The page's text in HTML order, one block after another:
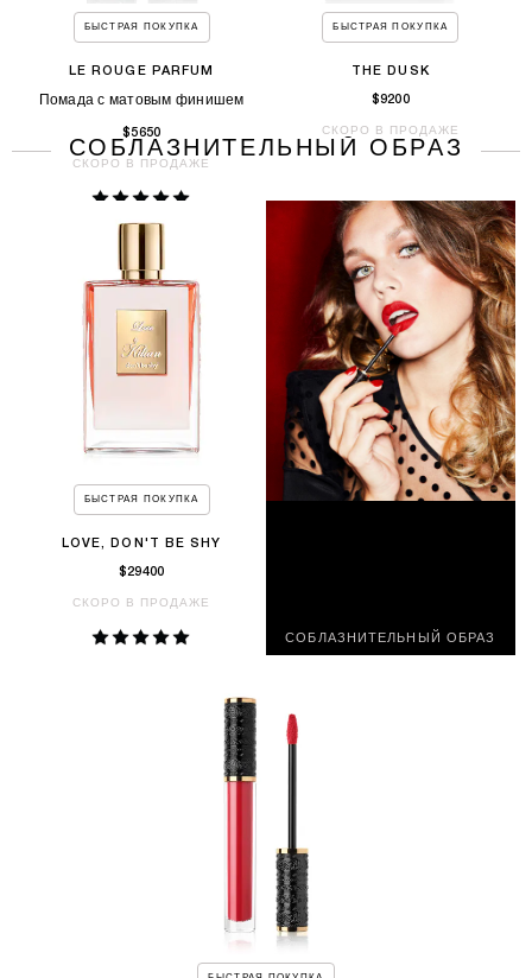
БЫСТРАЯ ПОКУПКА
LE ROUGE PARFUM
Помада с матовым финишем
$5650
СКОРО В ПРОДАЖЕ
БЫСТРАЯ ПОКУПКА
THE DUSK
$9200
СКОРО В ПРОДАЖЕ
СОБЛАЗНИТЕЛЬНЫЙ ОБРАЗ
БЫСТРАЯ ПОКУПКА
LOVE, DON'T BE SHY
$29400
СКОРО В ПРОДАЖЕ
СОБЛАЗНИТЕЛЬНЫЙ ОБРАЗ